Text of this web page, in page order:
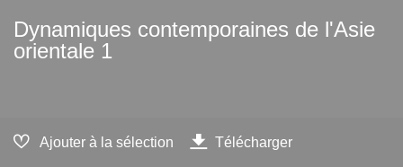
Dynamiques contemporaines de l'Asie
orientale 1
Ajouter à la sélection Télécharger